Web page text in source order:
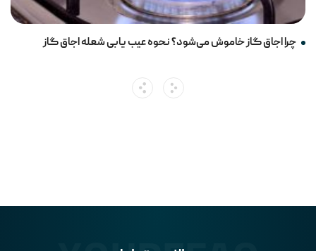
چرا اجاق گاز خاموش می‌شود؟ نحوه عیب یابی شعله اجاق گاز